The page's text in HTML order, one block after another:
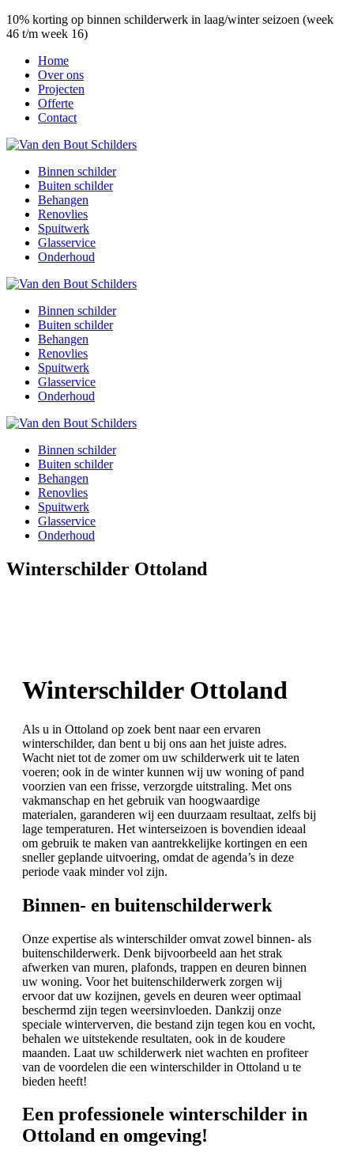
10% korting op binnen schilderwerk in laag/winter seizoen (week
46 t/m week 16)
Home
Over ons
Projecten
Offerte
Contact
Binnen schilder
Buiten schilder
Behangen
Renovlies
Spuitwerk
Glasservice
Onderhoud
Binnen schilder
Buiten schilder
Behangen
Renovlies
Spuitwerk
Glasservice
Onderhoud
Binnen schilder
Buiten schilder
Behangen
Renovlies
Spuitwerk
Glasservice
Onderhoud
Winterschilder Ottoland
Winterschilder Ottoland
Als u in Ottoland op zoek bent naar een ervaren
winterschilder, dan bent u bij ons aan het juiste adres.
Wacht niet tot de zomer om uw schilderwerk uit te laten
voeren; ook in de winter kunnen wij uw woning of pand
voorzien van een frisse, verzorgde uitstraling. Met ons
vakmanschap en het gebruik van hoogwaardige
materialen, garanderen wij een duurzaam resultaat, zelfs bij
lage temperaturen. Het winterseizoen is bovendien ideaal
om gebruik te maken van aantrekkelijke kortingen en een
sneller geplande uitvoering, omdat de agenda’s in deze
periode vaak minder vol zijn.
Binnen- en buitenschilderwerk
Onze expertise als winterschilder omvat zowel binnen- als
buitenschilderwerk. Denk bijvoorbeeld aan het strak
afwerken van muren, plafonds, trappen en deuren binnen
uw woning. Voor het buitenschilderwerk zorgen wij
ervoor dat uw kozijnen, gevels en deuren weer optimaal
beschermd zijn tegen weersinvloeden. Dankzij onze
speciale winterverven, die bestand zijn tegen kou en vocht,
behalen we uitstekende resultaten, ook in de koudere
maanden. Laat uw schilderwerk niet wachten en profiteer
van de voordelen die een winterschilder in Ottoland u te
bieden heeft!
Een professionele winterschilder in
Ottoland en omgeving!